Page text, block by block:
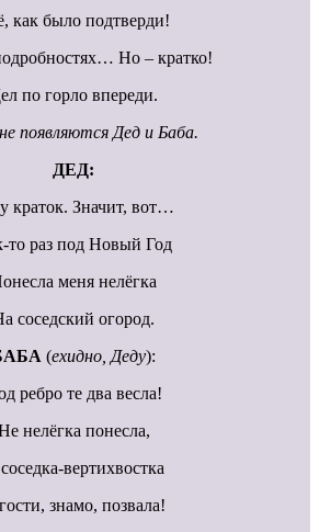
как было подтверди!
Но – кратко!
по горло впереди.
появляются Дед и Баба.
ДЕД:
краток. Значит, вот…
то раз под Новый Год
меня нелёгка
соседский огород.
(ехидно, Деду):
ребро те два весла!
нелёгка понесла,
вертихвостка
знамо, позвала!